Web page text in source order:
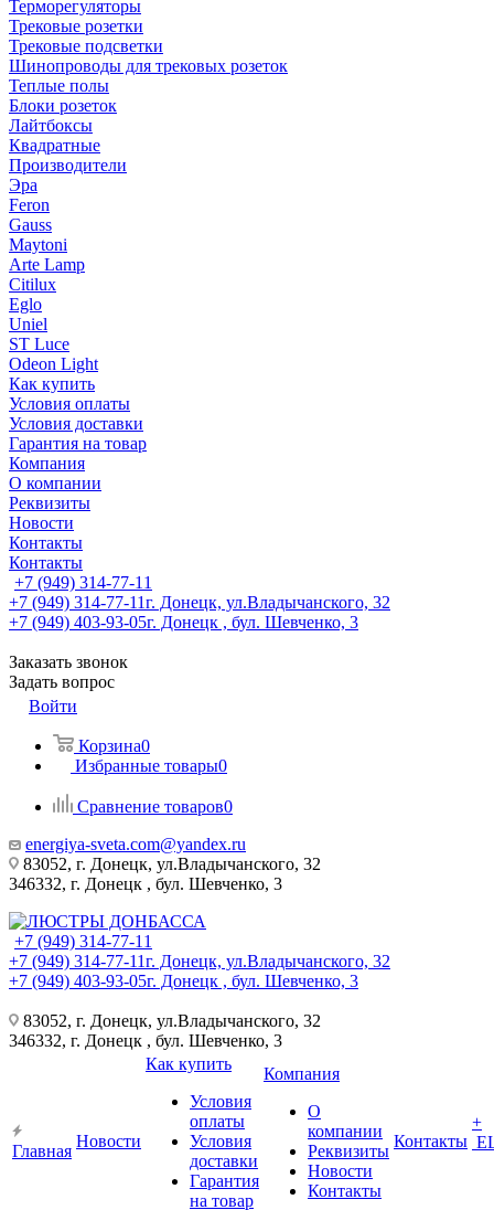
Терморегуляторы
Трековые розетки
Трековые подсветки
Шинопроводы для трековых розеток
Теплые полы
Блоки розеток
Лайтбоксы
Квадратные
Производители
Эра
Feron
Gauss
Maytoni
Arte Lamp
Citilux
Eglo
Uniel
ST Luce
Odeon Light
Как купить
Условия оплаты
Условия доставки
Гарантия на товар
Компания
О компании
Реквизиты
Новости
Контакты
Контакты
+7 (949) 314-77-11
+7 (949) 314-77-11г. Донецк, ул.Владычанского, 32
+7 (949) 403-93-05г. Донецк , бул. Шевченко, 3
Заказать звонок
Задать вопрос
Войти
Корзина0
Избранные товары0
Сравнение товаров0
energiya-sveta.com@yandex.ru
83052, г. Донецк, ул.Владычанского, 32
346332, г. Донецк , бул. Шевченко, 3
+7 (949) 314-77-11
+7 (949) 314-77-11г. Донецк, ул.Владычанского, 32
+7 (949) 403-93-05г. Донецк , бул. Шевченко, 3
83052, г. Донецк, ул.Владычанского, 32
346332, г. Донецк , бул. Шевченко, 3
Главная
Новости
Как купить
Условия
оплаты
Условия
доставки
Гарантия
на товар
Компания
О
компании
Реквизиты
Новости
Контакты
Контакты
+